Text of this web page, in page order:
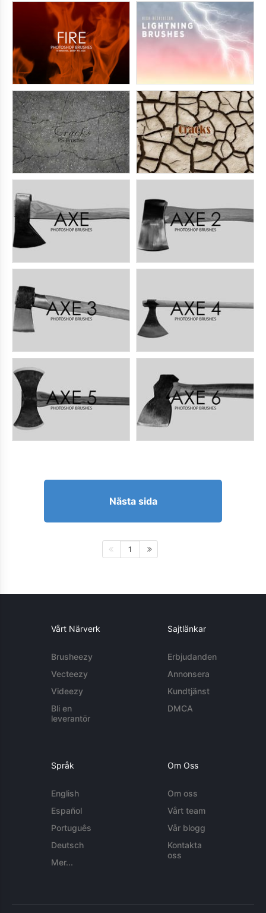
Nästa sida
1
Vårt Närverk
Brusheezy
Vecteezy
Videezy
Bli en
leverantör
Sajtlänkar
Erbjudanden
Annonsera
Kundtjänst
DMCA
Språk
English
Español
Português
Deutsch
Mer...
Om Oss
Om oss
Vårt team
Vår blogg
Kontakta
oss